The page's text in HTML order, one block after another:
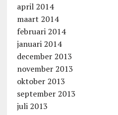
april 2014
maart 2014
februari 2014
januari 2014
december 2013
november 2013
oktober 2013
september 2013
juli 2013